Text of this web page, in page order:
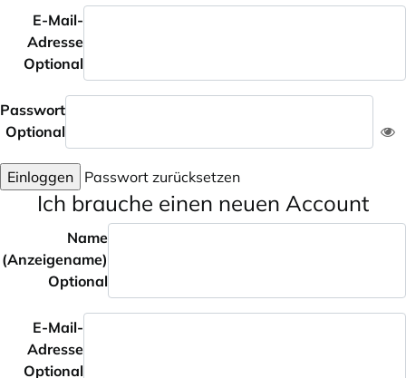
E-Mail-
Adresse
Optional
Passwort
Optional
Einloggen Passwort zurücksetzen
Ich brauche einen neuen Account
Name
(Anzeigename)
Optional
E-Mail-
Adresse
Optional